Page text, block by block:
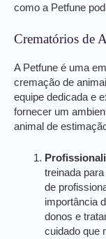
como a Petfune
Crematórios de
A Petfune é uma
cremação de
equipe dedicada e
fornecer um
animal de
treinada
de
importância
donos e
cuidado que